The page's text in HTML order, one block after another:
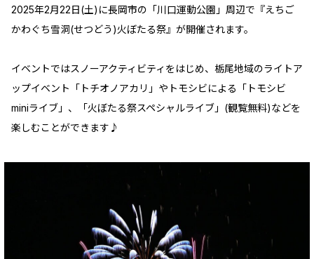
2025年2月22日(土)に長岡市の「川口運動公園」周辺で『えちご
かわぐち雪洞(せつどう)火ぼたる祭』が開催されます。
イベントではスノーアクティビティをはじめ、栃尾地域のライトア
ップイベント「トチオノアカリ」やトモシビによる「トモシビ
miniライブ」、「火ぼたる祭スペシャルライブ」(観覧無料)などを
楽しむことができます♪